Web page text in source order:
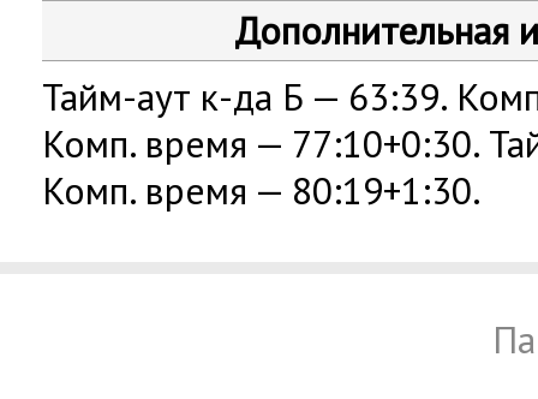
Дополнительная
Тайм-аут к-да Б — 63:39.
Комп. время — 77:10+0:30.
Комп. время — 80:19+1:30.